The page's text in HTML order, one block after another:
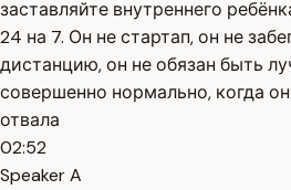
заставляйте внутреннего
24 на 7. Он не стартап, он не
дистанцию, он не обязан быть
совершенно нормально, когда
отвала
02:52
Speaker A